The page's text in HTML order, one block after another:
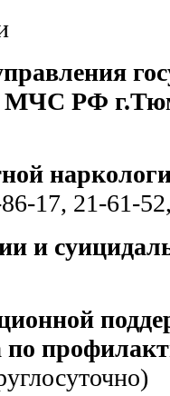
МЧС РФ
17, 21-61-
и
по